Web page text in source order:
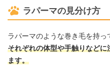
ラパーマの見分け方
ラパーマのような巻き毛を持っ
それぞれの体型や手触りなど
ます。